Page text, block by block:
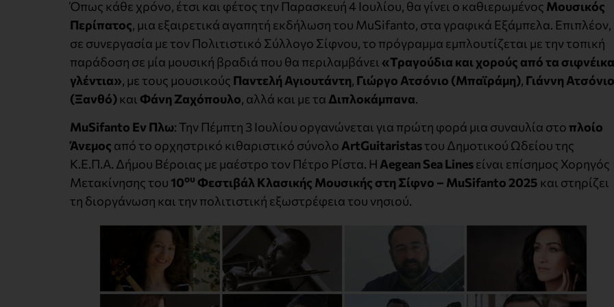
Όπως κάθε χρόνο, έτσι και φέτος την Παρασκευή 4 Ιουλίου, θα γίνει ο καθιερωμένος Μουσικός
Περίπατος, μια εξαιρετικά αγαπητή εκδήλωση του MuSifanto, στα γραφικά Εξάμπελα. Επιπλέον,
σε συνεργασία με τον Πολιτιστικό Σύλλογο Σίφνου, το πρόγραμμα εμπλουτίζεται με την τοπική
παράδοση σε μία μουσική βραδιά που θα περιλαμβάνει «Τραγούδια και χορούς από τα σιφνέικα
γλέντια», με τους μουσικούς Παντελή Αγιουτάντη, Γιώργο Ατσόνιο (Μπαϊράμη), Γιάννη Ατσόνιο
(Ξανθό) και Φάνη Ζαχόπουλο, αλλά και με τα Διπλοκάμπανα.
MuSifanto Εν Πλω: Την Πέμπτη 3 Ιουλίου οργανώνεται για πρώτη φορά μια συναυλία στοπλοίο
Άνεμος από τo ορχηστρικό κιθαριστικό σύνολο ArtGuitaristasτου Δημοτικού Ωδείου της
Κ.Ε.Π.Α. Δήμου Βέροιας με μαέστρο τον Πέτρο Ρίστα. H Aegean SeaLinesείναι επίσημος Χορηγός
Μετακίνησης του 10ου Φεστιβάλ Κλασικής Μουσικής στη Σίφνο – MuSifanto 2025 και στηρίζει
τη διοργάνωση και την πολιτιστική εξωστρέφεια του νησιού.